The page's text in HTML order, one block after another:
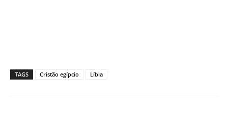
TAGS Cristão egípcio Líbia